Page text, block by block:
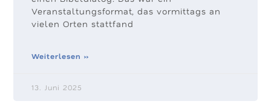
Veranstaltungsformat, das vormittags an
vielen Orten stattfand
Weiterlesen »
13. Juni 2025